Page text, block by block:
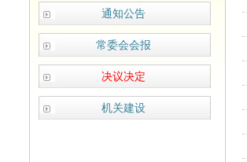
通知公告
常委会会报
决议决定
机关建设